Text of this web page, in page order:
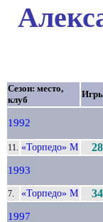
Сезон: место,
клуб
1992
11. «Торпедо» М 28
1993
7. «Торпедо» М 34
1997